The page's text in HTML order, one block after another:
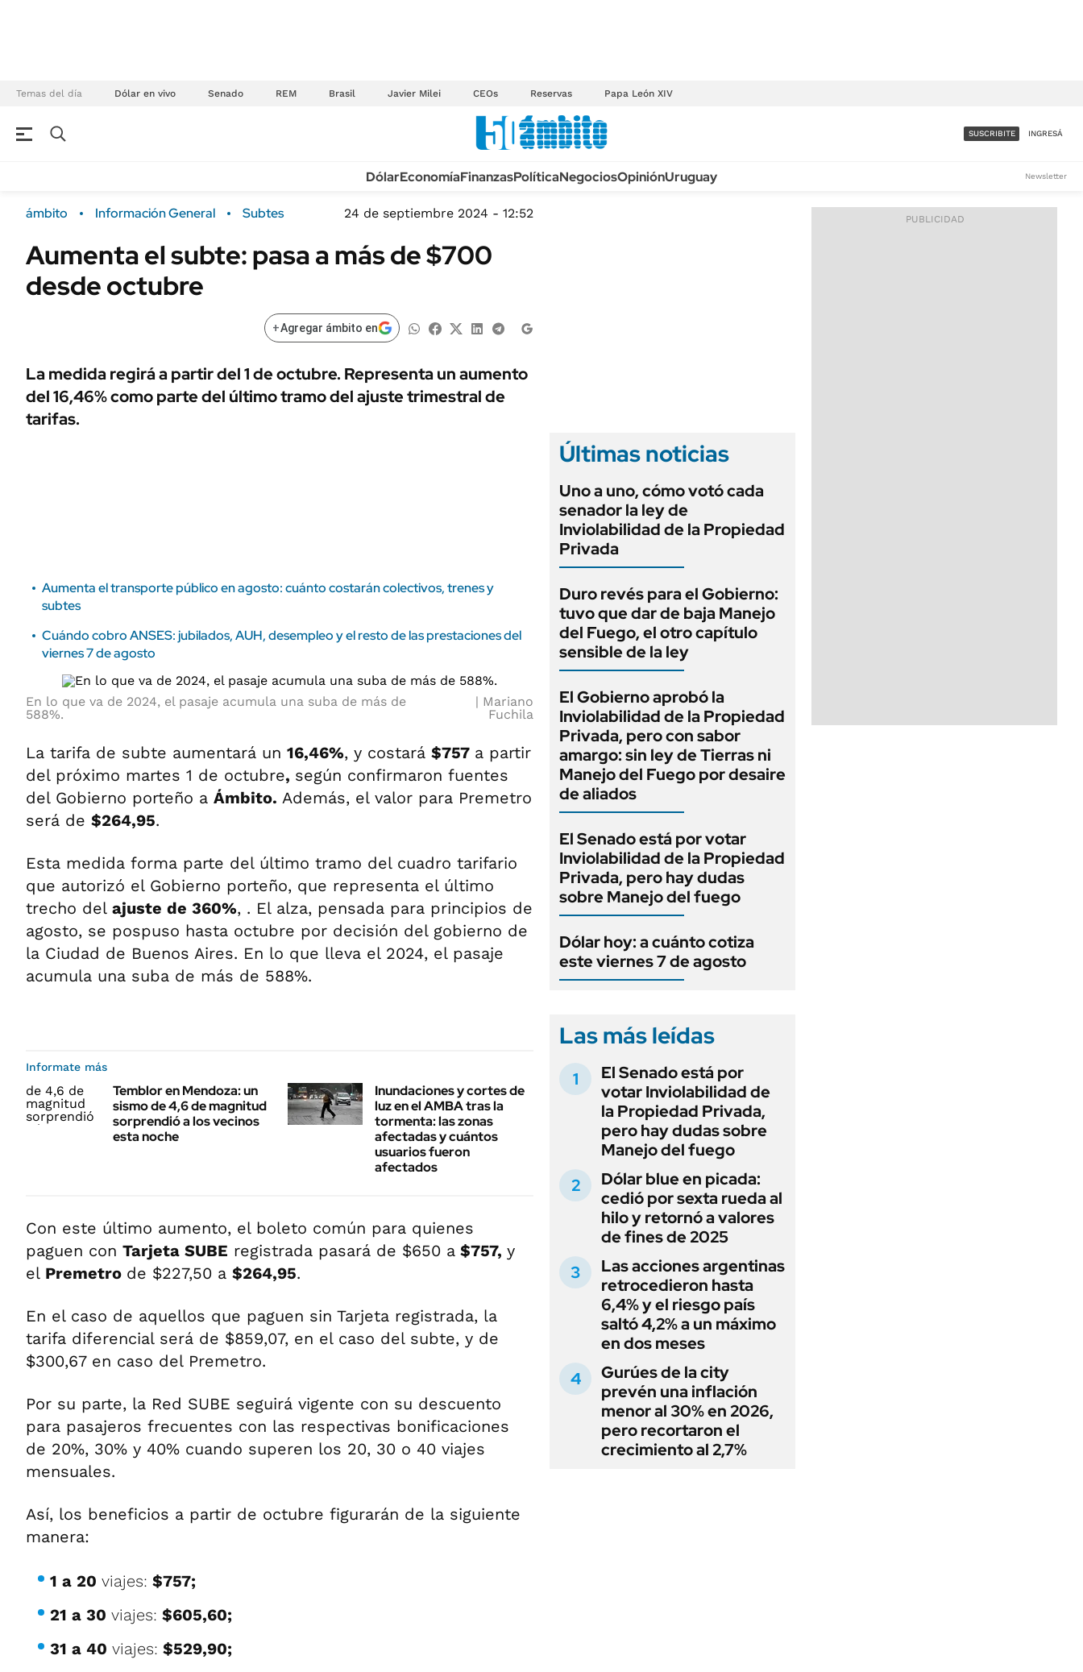
Temas del día Dólar en vivo Senado REM Brasil Javier Milei CEOs Reservas Papa León XIV
Campo
FINANZAS
ÁMBITO DEBATE
MEDIAKIT AMBITO DEBATE
Sustentabilidad
POLÍTICA
TECNOLOGÍA
MÉXICO
MUNDO
LIFESTYLE
AUTOS
ACCESO FULL - $1.800/MES
SUSCRIBITE INGRESÁ
DólarEconomíaFinanzasPolíticaNegociosOpiniónUruguay Newsletter
ámbito Información General Subtes 24 de septiembre 2024 - 12:52
Aumenta el subte: pasa a más de $700
desde octubre
+Agregar ámbito en
La medida regirá a partir del 1 de octubre. Representa un aumento
del 16,46% como parte del último tramo del ajuste trimestral de
tarifas.
Aumenta el transporte público en agosto: cuánto costarán colectivos, trenes y
subtes
Cuándo cobro ANSES: jubilados, AUH, desempleo y el resto de las prestaciones del
viernes 7 de agosto
En lo que va de 2024, el pasaje acumula una suba de más de
588%.
Mariano
Fuchila
La tarifa de subte aumentará un 16,46%, y costará $757 a partir
del próximo martes 1 de octubre, según confirmaron fuentes
del Gobierno porteño a Ámbito. Además, el valor para Premetro
será de $264,95.
Esta medida forma parte del último tramo del cuadro tarifario
que autorizó el Gobierno porteño, que representa el último
trecho del ajuste de 360%, . El alza, pensada para principios de
agosto, se pospuso hasta octubre por decisión del gobierno de
la Ciudad de Buenos Aires. En lo que lleva el 2024, el pasaje
acumula una suba de más de 588%.
Informate más
Temblor en Mendoza: un
sismo de 4,6 de magnitud
sorprendió a los vecinos
esta noche
Inundaciones y cortes de
luz en el AMBA tras la
tormenta: las zonas
afectadas y cuántos
usuarios fueron
afectados
Con este último aumento, el boleto común para quienes
paguen con Tarjeta SUBE registrada pasará de $650 a $757, y
el Premetro de $227,50 a $264,95.
En el caso de aquellos que paguen sin Tarjeta registrada, la
tarifa diferencial será de $859,07, en el caso del subte, y de
$300,67 en caso del Premetro.
Por su parte, la Red SUBE seguirá vigente con su descuento
para pasajeros frecuentes con las respectivas bonificaciones
de 20%, 30% y 40% cuando superen los 20, 30 o 40 viajes
mensuales.
Así, los beneficios a partir de octubre figurarán de la siguiente
manera:
1 a 20 viajes: $757;
21 a 30 viajes: $605,60;
31 a 40 viajes: $529,90;
Últimas noticias
Uno a uno, cómo votó cada
senador la ley de
Inviolabilidad de la Propiedad
Privada
Duro revés para el Gobierno:
tuvo que dar de baja Manejo
del Fuego, el otro capítulo
sensible de la ley
El Gobierno aprobó la
Inviolabilidad de la Propiedad
Privada, pero con sabor
amargo: sin ley de Tierras ni
Manejo del Fuego por desaire
de aliados
El Senado está por votar
Inviolabilidad de la Propiedad
Privada, pero hay dudas
sobre Manejo del fuego
Dólar hoy: a cuánto cotiza
este viernes 7 de agosto
Las más leídas
El Senado está por
votar Inviolabilidad de
la Propiedad Privada,
pero hay dudas sobre
Manejo del fuego
Dólar blue en picada:
cedió por sexta rueda al
hilo y retornó a valores
de fines de 2025
Las acciones argentinas
retrocedieron hasta
6,4% y el riesgo país
saltó 4,2% a un máximo
en dos meses
Gurúes de la city
prevén una inflación
menor al 30% en 2026,
pero recortaron el
crecimiento al 2,7%